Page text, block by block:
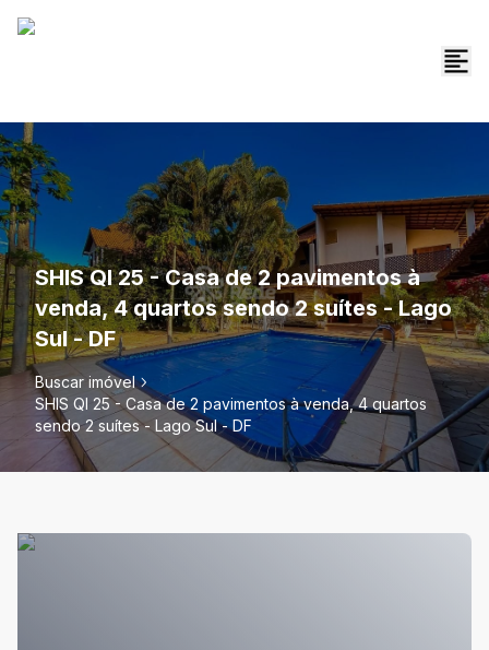
SHIS QI 25 - Casa de 2 pavimentos à
venda, 4 quartos sendo 2 suítes - Lago
Sul - DF
Buscar imóvel
SHIS QI 25 - Casa de 2 pavimentos à venda, 4 quartos
sendo 2 suítes - Lago Sul - DF